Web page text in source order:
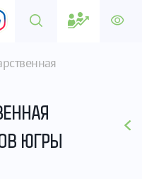
ЮГРЫ